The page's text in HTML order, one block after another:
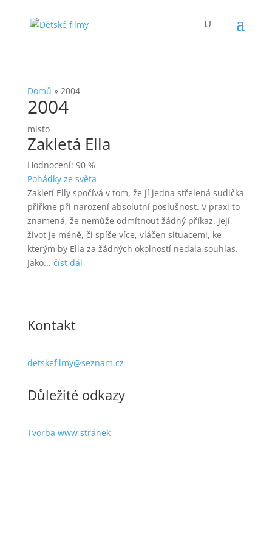
Domů » 2004
2004
místo
Zakletá Ella
Hodnocení: 90 %
Pohádky ze světa
Zakletí Elly spočívá v tom, že jí jedna střelená sudička
přiřkne při narození absolutní poslušnost. V praxi to
znamená, že nemůže odmítnout žádný příkaz. Její
život je méně, či spíše více, vláčen situacemi, ke
kterým by Ella za žádných okolností nedala souhlas.
Jako... číst dál
Kontakt
detskefilmy@seznam.cz
Důležité odkazy
Tvorba www stránek